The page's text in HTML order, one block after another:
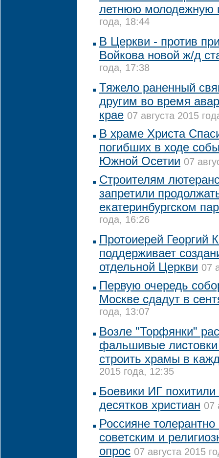
летнюю молодежную
года, 18:44
В Церкви - против
Войкова новой ж/д
года, 17:38
Тяжело раненный
другим во время
крае 07 августа 2015
В храме Христа
погибших в ходе
Южной Осетии 07
Строителям
запретили
екатеринбургском
года, 16:26
Протоиерей Георгий
поддерживает
отдельной Церкви 07
Первую очередь
Москве сдадут в
года, 13:07
Возле "Торфянки"
фальшивые
строить храмы в
2015 года, 12:35
Боевики ИГ
десятков христиан 07
Россияне толерантно
советским и
опрос 07 августа 2015